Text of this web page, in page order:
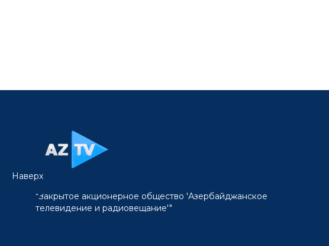
"Закрытое акционерное общество 'Азербайджанское
телевидение и радиовещание'"
Наверх